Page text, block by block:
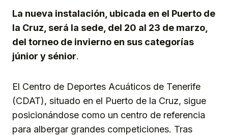
La nueva instalación, ubicada en el Puerto de
la Cruz, será la sede, del 20 al 23 de marzo,
del torneo de invierno en sus categorías
júnior y sénior.
El Centro de Deportes Acuáticos de Tenerife
(CDAT), situado en el Puerto de la Cruz, sigue
posicionándose como un centro de referencia
para albergar grandes competiciones. Tras